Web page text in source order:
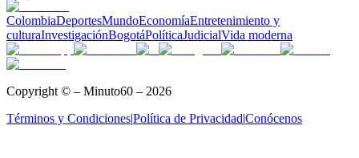
ColombiaDeportesMundoEconomíaEntretenimiento y
culturaInvestigaciónBogotáPolíticaJudicialVida moderna
Copyright © – Minuto60 – 2026
Términos y Condiciones|Política de Privacidad|Conócenos